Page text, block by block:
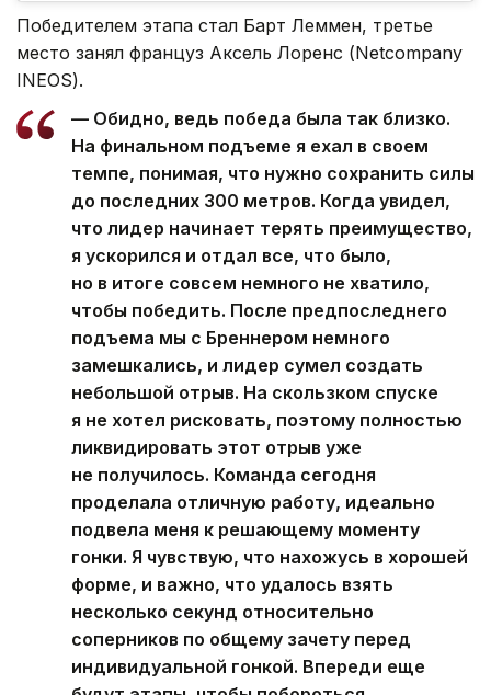
Победителем этапа стал Барт Леммен, третье
место занял француз Аксель Лоренс (Netcompany
INEOS).
— Обидно, ведь победа была так близко.
На финальном подъеме я ехал в своем
темпе, понимая, что нужно сохранить силы
до последних 300 метров. Когда увидел,
что лидер начинает терять преимущество,
я ускорился и отдал все, что было,
но в итоге совсем немного не хватило,
чтобы победить. После предпоследнего
подъема мы с Бреннером немного
замешкались, и лидер сумел создать
небольшой отрыв. На скользком спуске
я не хотел рисковать, поэтому полностью
ликвидировать этот отрыв уже
не получилось. Команда сегодня
проделала отличную работу, идеально
подвела меня к решающему моменту
гонки. Я чувствую, что нахожусь в хорошей
форме, и важно, что удалось взять
несколько секунд относительно
соперников по общему зачету перед
индивидуальной гонкой. Впереди еще